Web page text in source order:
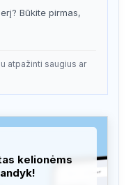
Būkite pirmas,
atpažinti saugius ar
kelionėms